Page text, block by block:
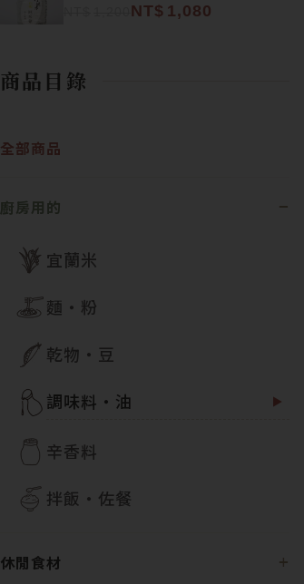
NT$ 1,080
商品目錄
全部商品
廚房用的
宜蘭米
麵・粉
乾物・豆
調味料・油
辛香料
拌飯・佐餐
休閒食材